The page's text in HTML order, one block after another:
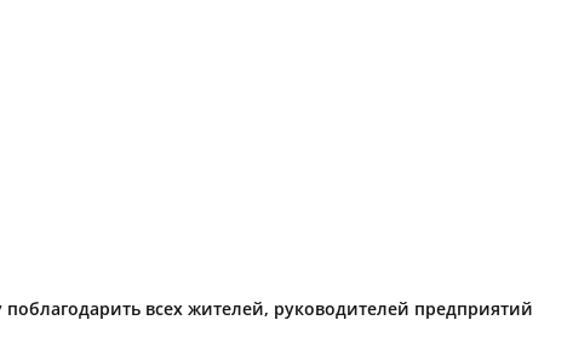
всех жителей, руководителей предприятий